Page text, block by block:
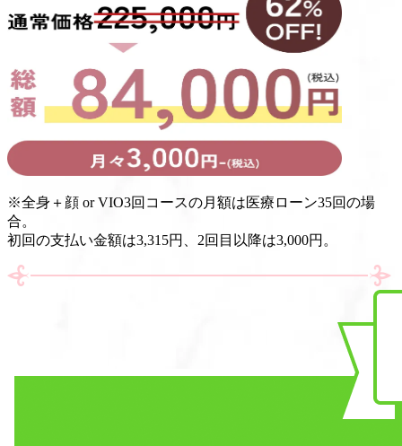
※全身＋顔 or VIO3回コースの月額は医療ローン35回の場
合。
初回の支払い金額は3,315円、2回目以降は3,000円。